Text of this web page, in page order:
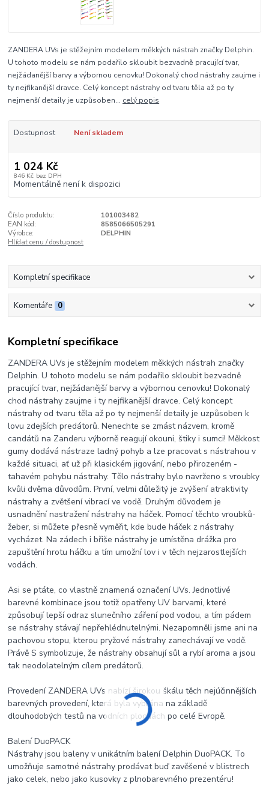
ZANDERA UVs je stěžejním modelem měkkých nástrah značky Delphin.
U tohoto modelu se nám podařilo skloubit bezvadně pracující tvar,
nejžádanější barvy a výbornou cenovku! Dokonalý chod nástrahy zaujme i
ty nejfikanější dravce. Celý koncept nástrahy od tvaru těla až po ty
nejmenší detaily je uzpůsoben... celý popis
Dostupnost Není skladem
1 024 Kč
846 Kč bez DPH
Momentálně není k dispozici
Číslo produktu:
101003482
EAN kód:
8585066505291
Výrobce:
DELPHIN
Hlídat cenu / dostupnost
Kompletní specifikace
Komentáře 0
Kompletní specifikace
ZANDERA UVs je stěžejním modelem měkkých nástrah značky
Delphin. U tohoto modelu se nám podařilo skloubit bezvadně
pracující tvar, nejžádanější barvy a výbornou cenovku! Dokonalý
chod nástrahy zaujme i ty nejfikanější dravce. Celý koncept
nástrahy od tvaru těla až po ty nejmenší detaily je uzpůsoben k
lovu zdejších predátorů. Nenechte se zmást názvem, kromě
candátů na Zanderu výborně reagují okouni, štiky i sumci! Měkkost
gumy dodává nástraze ladný pohyb a lze pracovat s nástrahou v
každé situaci, ať už při klasickém jigování, nebo přirozeném -
tahavém pohybu nástrahy. Tělo nástrahy bylo navrženo s vroubky
kvůli dvěma důvodům. První, velmi důležitý je zvýšení atraktivity
nástrahy a zvětšení vibrací ve vodě. Druhým důvodem je
usnadnění nastražení nástrahy na háček. Pomocí těchto vroubků-
žeber, si můžete přesně vyměřit, kde bude háček z nástrahy
vycházet. Na zádech i břiše nástrahy je umístěna drážka pro
zapuštění hrotu háčku a tím umožní lov i v těch nejzarostlejších
vodách.
Asi se ptáte, co vlastně znamená označení UVs. Jednotlivé
barevné kombinace jsou totiž opatřeny UV barvami, které
způsobují lepší odraz slunečního záření pod vodou, a tím pádem
se nástrahy stávají nepřehlédnutelnými. Nezapomněli jsme ani na
pachovou stopu, kterou pryžové nástrahy zanechávají ve vodě.
Právě S symbolizuje, že nástrahy obsahují sůl a rybí aroma a jsou
tak neodolatelným cílem predátorů.
Provedení ZANDERA UVs nabízí širokou škálu těch nejúčinnějších
barevných provedení, která byla vybrána na základě
dlouhodobých testů na vodních plochách po celé Evropě.
Balení DuoPACK
Nástrahy jsou baleny v unikátním balení Delphin DuoPACK. To
umožňuje samotné nástrahy prodávat buď zavěšené v blistrech
jako celek, nebo jako kusovky z plnobarevného prezentéru!